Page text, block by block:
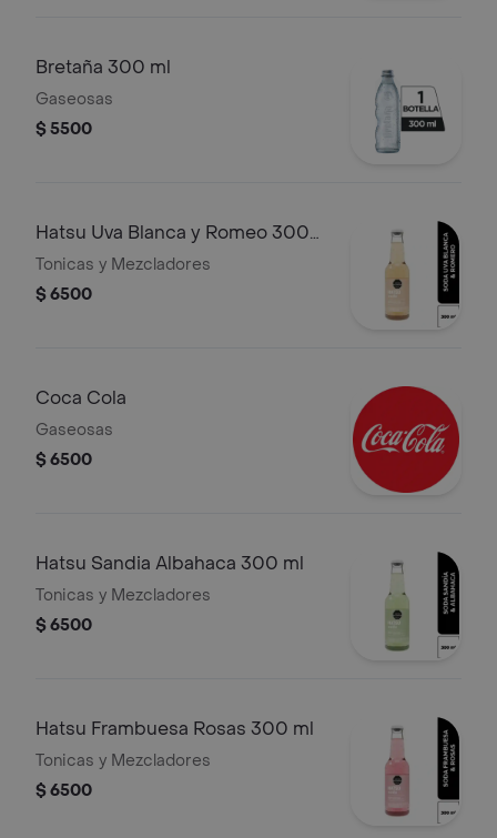
Bretaña 300 ml
Gaseosas
$ 5500
Hatsu Uva Blanca y Romeo 300
ml
Tonicas y Mezcladores
$ 6500
Coca Cola
Gaseosas
$ 6500
Hatsu Sandia Albahaca 300 ml
Tonicas y Mezcladores
$ 6500
Hatsu Frambuesa Rosas 300 ml
Tonicas y Mezcladores
$ 6500